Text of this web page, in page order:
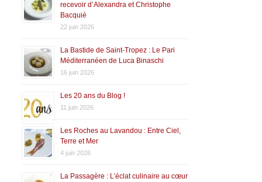
recevoir d’Alexandra et Christophe
Bacquié
22 juin 2026
La Bastide de Saint-Tropez : Le Pari
Méditerranéen de Luca Binaschi
16 juin 2026
Les 20 ans du Blog !
11 juin 2026
Les Roches au Lavandou : Entre Ciel,
Terre et Mer
4 juin 2026
La Passagère : L’éclat culinaire au cœur